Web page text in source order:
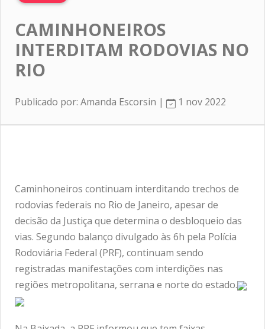
CAMINHONEIROS
INTERDITAM RODOVIAS NO
RIO
Publicado por: Amanda Escorsin | 1 nov 2022
Caminhoneiros continuam interditando trechos de
rodovias federais no Rio de Janeiro, apesar de
decisão da Justiça que determina o desbloqueio das
vias. Segundo balanço divulgado às 6h pela Polícia
Rodoviária Federal (PRF), continuam sendo
registradas manifestações com interdições nas
regiões metropolitana, serrana e norte do estado.